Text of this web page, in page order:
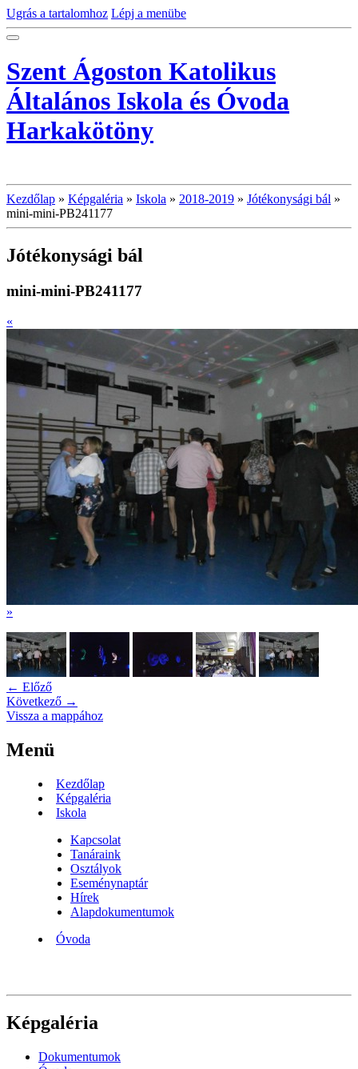
Ugrás a tartalomhoz Lépj a menübe
Szent Ágoston Katolikus
Általános Iskola és Óvoda
Harkakötöny
Kezdőlap » Képgaléria » Iskola » 2018-2019 » Jótékonysági bál »
mini-mini-PB241177
Jótékonysági bál
mini-mini-PB241177
«
»
← Előző
Következő →
Vissza a mappához
Menü
Kezdőlap
Képgaléria
Iskola
Kapcsolat
Tanáraink
Osztályok
Eseménynaptár
Hírek
Alapdokumentumok
Óvoda
Képgaléria
Dokumentumok